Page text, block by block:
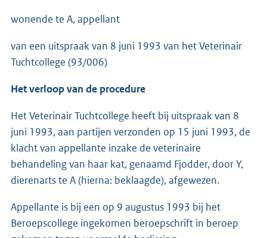
wonende te A, appellant
van een uitspraak van 8 juni 1993 van het Veterinair
Tuchtcollege (93/006)
Het verloop van de procedure
Het Veterinair Tuchtcollege heeft bij uitspraak van 8
juni 1993, aan partijen verzonden op 15 juni 1993, de
klacht van appellante inzake de veterinaire
behandeling van haar kat, genaamd Fjodder, door Y,
dierenarts te A (hierna: beklaagde), afgewezen.
Appellante is bij een op 9 augustus 1993 bij het
Beroepscollege ingekomen beroepschrift in beroep